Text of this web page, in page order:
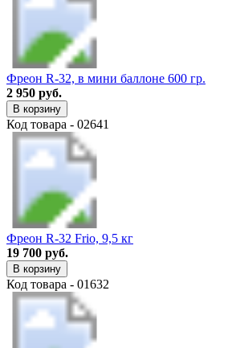
Фреон R-32, в мини баллоне 600 гр.
2 950 руб.
В корзину
Код товара - 02641
Фреон R-32 Frio, 9,5 кг
19 700 руб.
В корзину
Код товара - 01632